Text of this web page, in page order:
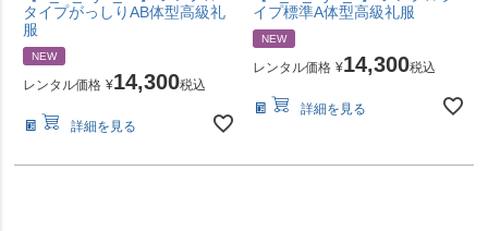
タイプがっしりAB体型高級礼
服
NEW
レンタル価格 ¥14,300税込
詳細を見る
イプ標準A体型高級礼服
NEW
レンタル価格 ¥14,300税込
詳細を見る